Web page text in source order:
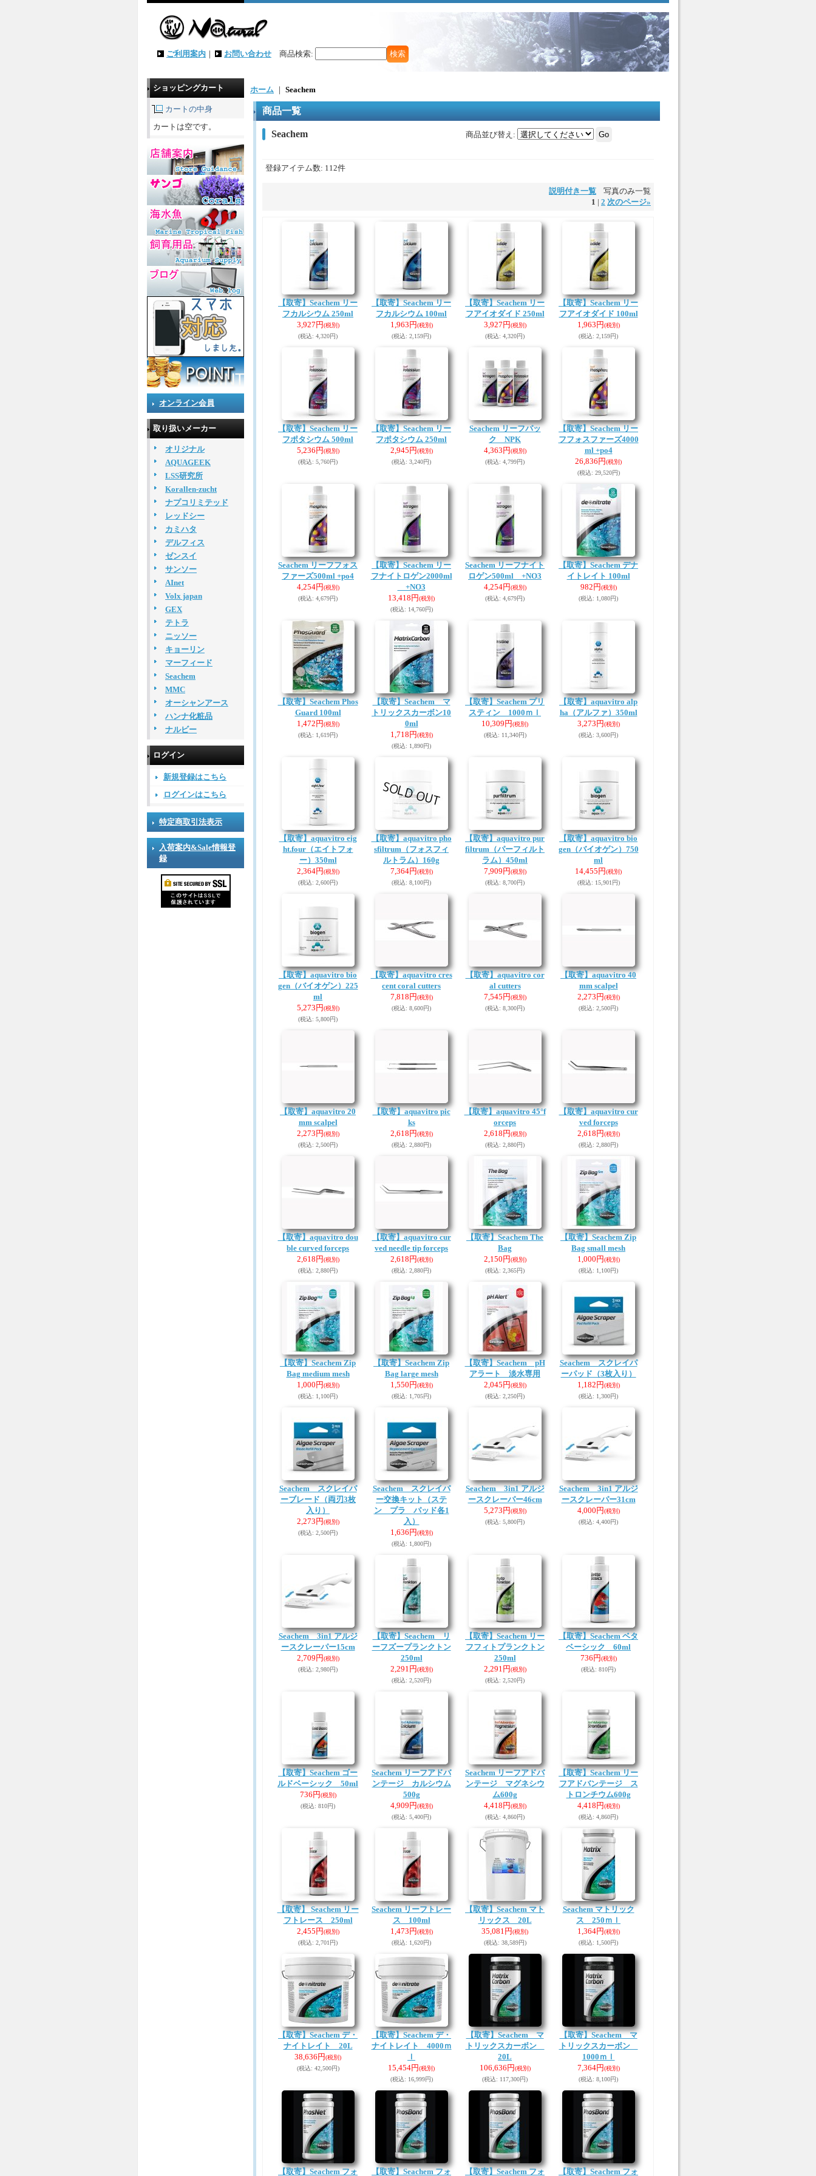
ご利用案内 ｜ お問い合わせ 商品検索:
ショッピングカート
カートの中身
カートは空です。
オンライン会員
取り扱いメーカー
オリジナル
AQUAGEEK
LSS研究所
Korallen-zucht
ナプコリミテッド
レッドシー
カミハタ
デルフィス
ゼンスイ
サンソー
AInet
Volx japan
GEX
テトラ
ニッソー
キョーリン
マーフィード
Seachem
MMC
オーシャンアース
ハンナ化粧品
ナルビー
ログイン
新規登録はこちら
ログインはこちら
特定商取引法表示
入荷案内&Sale情報登
録
ホーム ｜ Seachem
商品一覧
Seachem 商品並び替え :
登録アイテム数: 112件
説明付き一覧 写真のみ一覧
1 | 2 次のページ»
【取寄】Seachem リー
フカルシウム 250ml
3,927円(税別)
(税込: 4,320円)
【取寄】Seachem リー
フカルシウム 100ml
1,963円(税別)
(税込: 2,159円)
【取寄】Seachem リー
フアイオダイド 250ml
3,927円(税別)
(税込: 4,320円)
【取寄】Seachem リー
フアイオダイド 100ml
1,963円(税別)
(税込: 2,159円)
【取寄】Seachem リー
フポタシウム 500ml
5,236円(税別)
(税込: 5,760円)
【取寄】Seachem リー
フポタシウム 250ml
2,945円(税別)
(税込: 3,240円)
Seachem リーフパッ
ク NPK
4,363円(税別)
(税込: 4,799円)
【取寄】Seachem リー
フフォスファーズ4000
ml +po4
26,836円(税別)
(税込: 29,520円)
Seachem リーフフォス
ファーズ500ml +po4
4,254円(税別)
(税込: 4,679円)
【取寄】Seachem リー
フナイトロゲン2000ml
+NO3
13,418円(税別)
(税込: 14,760円)
Seachem リーフナイト
ロゲン500ml +NO3
4,254円(税別)
(税込: 4,679円)
【取寄】Seachem デナ
イトレイト 100ml
982円(税別)
(税込: 1,080円)
【取寄】Seachem Phos
Guard 100ml
1,472円(税別)
(税込: 1,619円)
【取寄】Seachem マ
トリックスカーボン10
0ml
1,718円(税別)
(税込: 1,890円)
【取寄】Seachem プリ
スティン 1000ｍｌ
10,309円(税別)
(税込: 11,340円)
【取寄】aquavitro alp
ha（アルファ）350ml
3,273円(税別)
(税込: 3,600円)
【取寄】aquavitro eig
ht.four（エイトフォ
ー）350ml
2,364円(税別)
(税込: 2,600円)
【取寄】aquavitro pho
sfiltrum（フォスフィ
ルトラム）160g
7,364円(税別)
(税込: 8,100円)
【取寄】aquavitro pur
filtrum（パーフィルト
ラム）450ml
7,909円(税別)
(税込: 8,700円)
【取寄】aquavitro bio
gen（バイオゲン）750
ml
14,455円(税別)
(税込: 15,901円)
【取寄】aquavitro bio
gen（バイオゲン）225
ml
5,273円(税別)
(税込: 5,800円)
【取寄】aquavitro cres
cent coral cutters
7,818円(税別)
(税込: 8,600円)
【取寄】aquavitro cor
al cutters
7,545円(税別)
(税込: 8,300円)
【取寄】aquavitro 40
mm scalpel
2,273円(税別)
(税込: 2,500円)
【取寄】aquavitro 20
mm scalpel
2,273円(税別)
(税込: 2,500円)
【取寄】aquavitro pic
ks
2,618円(税別)
(税込: 2,880円)
【取寄】aquavitro 45°f
orceps
2,618円(税別)
(税込: 2,880円)
【取寄】aquavitro cur
ved forceps
2,618円(税別)
(税込: 2,880円)
【取寄】aquavitro dou
ble curved forceps
2,618円(税別)
(税込: 2,880円)
【取寄】aquavitro cur
ved needle tip forceps
2,618円(税別)
(税込: 2,880円)
【取寄】Seachem The
Bag
2,150円(税別)
(税込: 2,365円)
【取寄】Seachem Zip
Bag small mesh
1,000円(税別)
(税込: 1,100円)
【取寄】Seachem Zip
Bag medium mesh
1,000円(税別)
(税込: 1,100円)
【取寄】Seachem Zip
Bag large mesh
1,550円(税別)
(税込: 1,705円)
【取寄】Seachem pH
アラート 淡水専用
2,045円(税別)
(税込: 2,250円)
Seachem スクレイパ
ーパッド（3枚入り）
1,182円(税別)
(税込: 1,300円)
Seachem スクレイパ
ーブレード（両刃3枚
入り）
2,273円(税別)
(税込: 2,500円)
Seachem スクレイパ
ー交換キット（ステ
ン プラ パッド各1
入）
1,636円(税別)
(税込: 1,800円)
Seachem 3in1 アルジ
ースクレーパー46cm
5,273円(税別)
(税込: 5,800円)
Seachem 3in1 アルジ
ースクレーパー31cm
4,000円(税別)
(税込: 4,400円)
Seachem 3in1 アルジ
ースクレーパー15cm
2,709円(税別)
(税込: 2,980円)
【取寄】Seachem リ
ーフズープランクトン
250ml
2,291円(税別)
(税込: 2,520円)
【取寄】Seachem リー
フフィトプランクトン
250ml
2,291円(税別)
(税込: 2,520円)
【取寄】Seachem ベタ
ベーシック 60ml
736円(税別)
(税込: 810円)
【取寄】Seachem ゴー
ルドベーシック 50ml
736円(税別)
(税込: 810円)
Seachem リーフアドバ
ンテージ カルシウム
500g
4,909円(税別)
(税込: 5,400円)
Seachem リーフアドバ
ンテージ マグネシウ
ム600g
4,418円(税別)
(税込: 4,860円)
【取寄】Seachem リー
フアドバンテージ ス
トロンチウム600g
4,418円(税別)
(税込: 4,860円)
【取寄】 Seachem リー
フトレース 250ml
2,455円(税別)
(税込: 2,701円)
Seachem リーフトレー
ス 100ml
1,473円(税別)
(税込: 1,620円)
【取寄】Seachem マト
リックス 20L
35,081円(税別)
(税込: 38,589円)
Seachem マトリック
ス 250ｍｌ
1,364円(税別)
(税込: 1,500円)
【取寄】Seachem デ・
ナイトレイト 20L
38,636円(税別)
(税込: 42,500円)
【取寄】Seachem デ・
ナイトレイト 4000ｍ
ｌ
15,454円(税別)
(税込: 16,999円)
【取寄】Seachem マ
トリックスカーボン
20L
106,636円(税別)
(税込: 117,300円)
【取寄】Seachem マ
トリックスカーボン
1000ｍｌ
7,364円(税別)
(税込: 8,100円)
【取寄】Seachem フォ 【取寄】Seachem フォ 【取寄】Seachem フォ 【取寄】Seachem フォ